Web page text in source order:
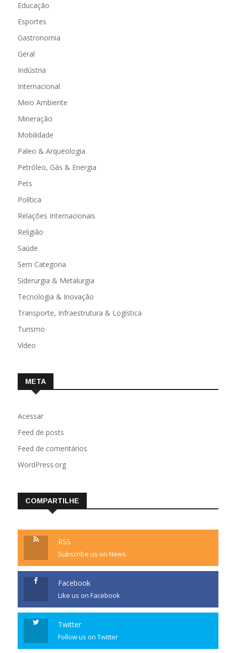
Educação
Esportes
Gastronomia
Geral
Indústria
Internacional
Meio Ambiente
Mineração
Mobilidade
Paleo & Arqueologia
Petróleo, Gás & Energia
Pets
Política
Relações Internacionais
Religião
Saúde
Sem Categoria
Siderurgia & Metalurgia
Tecnologia & Inovação
Transporte, Infraestrutura & Logística
Turismo
Vídeo
META
Acessar
Feed de posts
Feed de comentários
WordPress.org
COMPARTILHE
RSS
Subscribe us on News
Facebook
Like us on Facebook
Twitter
Follow us on Twitter